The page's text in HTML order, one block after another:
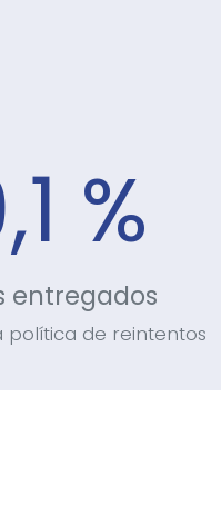
%
entregados
política de reintentos